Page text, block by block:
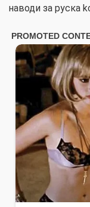
наводи за рускa